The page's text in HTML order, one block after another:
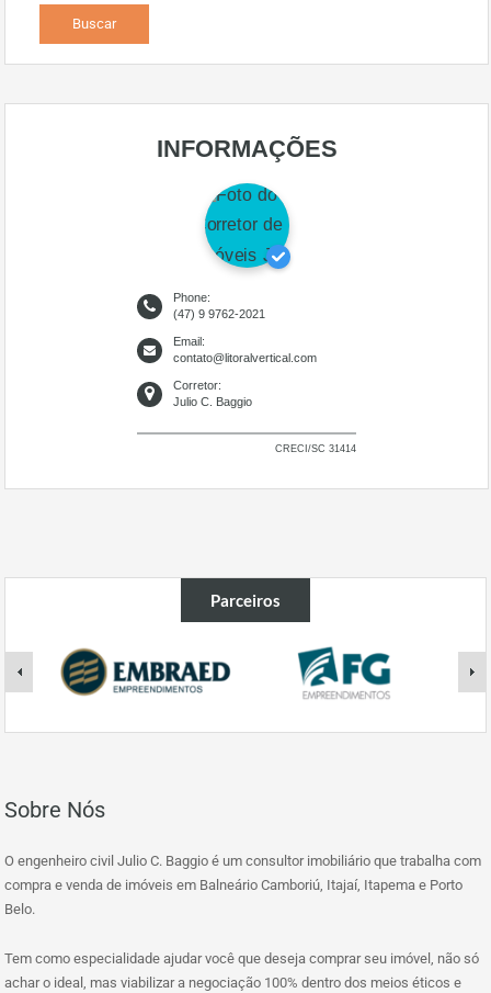
INFORMAÇÕES
Phone:
(47) 9 9762-2021
Email:
contato@litoralvertical.com
Corretor:
Julio C. Baggio
CRECI/SC 31414
Parceiros
Sobre Nós
O engenheiro civil Julio C. Baggio é um consultor imobiliário que trabalha com
compra e venda de imóveis em Balneário Camboriú, Itajaí, Itapema e Porto
Belo.
Tem como especialidade ajudar você que deseja comprar seu imóvel, não só
achar o ideal, mas viabilizar a negociação 100% dentro dos meios éticos e